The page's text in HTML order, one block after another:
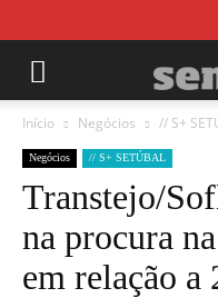
Início Negócios // S+
Negócios // S+ SETÚBAL
Transtejo/
na procura
em relação a